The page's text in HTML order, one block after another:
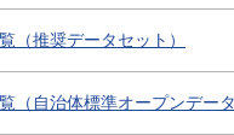
（推奨データセット）
（自治体標準オープンデータ